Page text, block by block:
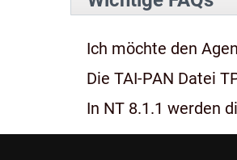
Ich möchte den
Die TAI-PAN Datei
In NT 8.1.1 werden